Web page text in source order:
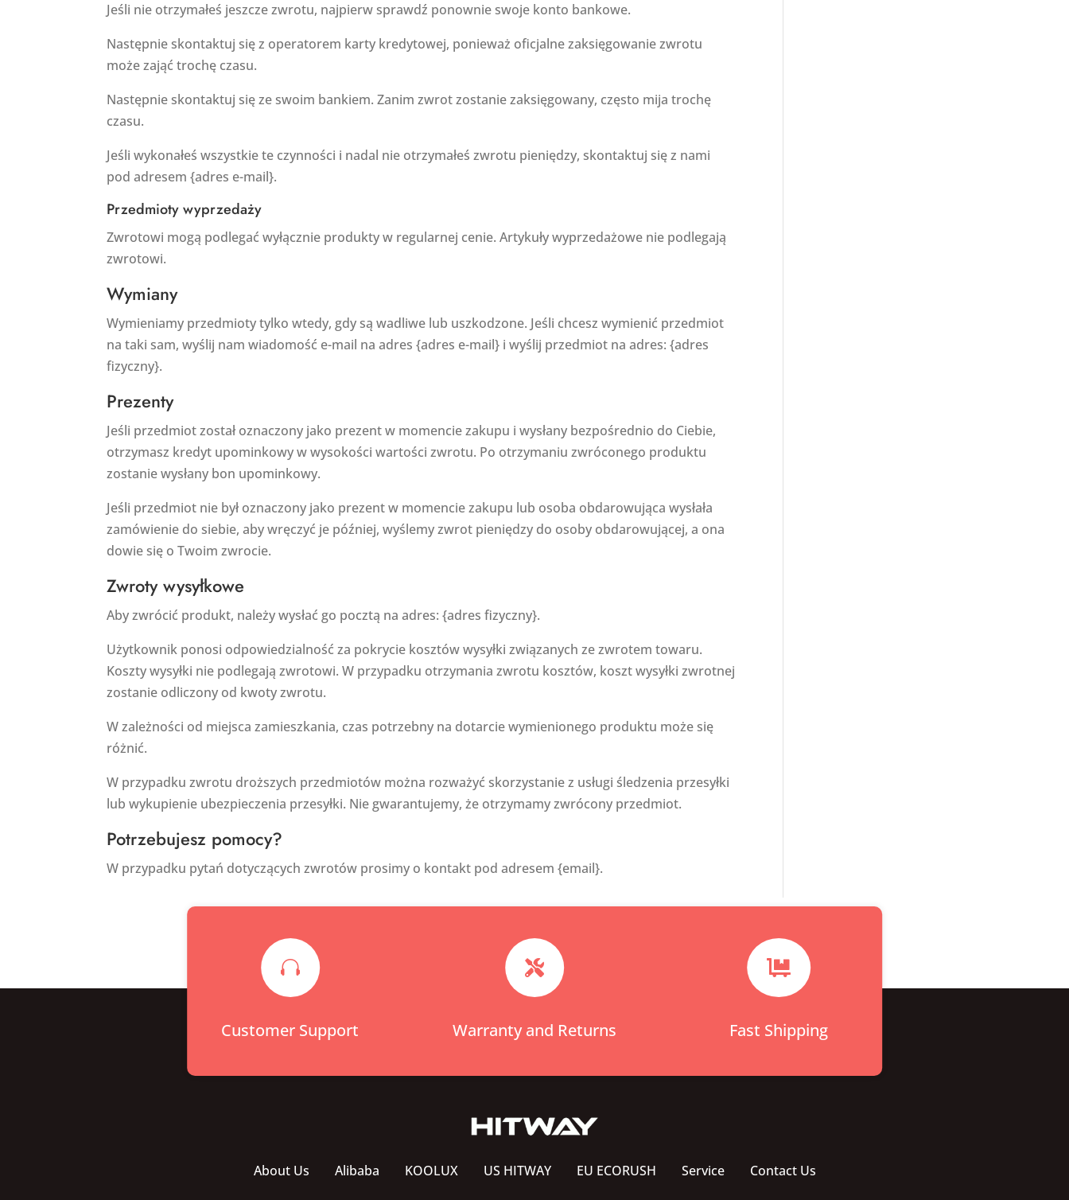
Jeśli nie otrzymałeś jeszcze zwrotu, najpierw sprawdź ponownie swoje konto bankowe.
Następnie skontaktuj się z operatorem karty kredytowej, ponieważ oficjalne zaksięgowanie zwrotu
może zająć trochę czasu.
Następnie skontaktuj się ze swoim bankiem. Zanim zwrot zostanie zaksięgowany, często mija trochę
czasu.
Jeśli wykonałeś wszystkie te czynności i nadal nie otrzymałeś zwrotu pieniędzy, skontaktuj się z nami
pod adresem {adres e-mail}.
Przedmioty wyprzedaży
Zwrotowi mogą podlegać wyłącznie produkty w regularnej cenie. Artykuły wyprzedażowe nie podlegają
zwrotowi.
Wymiany
Wymieniamy przedmioty tylko wtedy, gdy są wadliwe lub uszkodzone. Jeśli chcesz wymienić przedmiot
na taki sam, wyślij nam wiadomość e-mail na adres {adres e-mail} i wyślij przedmiot na adres: {adres
fizyczny}.
Prezenty
Jeśli przedmiot został oznaczony jako prezent w momencie zakupu i wysłany bezpośrednio do Ciebie,
otrzymasz kredyt upominkowy w wysokości wartości zwrotu. Po otrzymaniu zwróconego produktu
zostanie wysłany bon upominkowy.
Jeśli przedmiot nie był oznaczony jako prezent w momencie zakupu lub osoba obdarowująca wysłała
zamówienie do siebie, aby wręczyć je później, wyślemy zwrot pieniędzy do osoby obdarowującej, a ona
dowie się o Twoim zwrocie.
Zwroty wysyłkowe
Aby zwrócić produkt, należy wysłać go pocztą na adres: {adres fizyczny}.
Użytkownik ponosi odpowiedzialność za pokrycie kosztów wysyłki związanych ze zwrotem towaru.
Koszty wysyłki nie podlegają zwrotowi. W przypadku otrzymania zwrotu kosztów, koszt wysyłki zwrotnej
zostanie odliczony od kwoty zwrotu.
W zależności od miejsca zamieszkania, czas potrzebny na dotarcie wymienionego produktu może się
różnić.
W przypadku zwrotu droższych przedmiotów można rozważyć skorzystanie z usługi śledzenia przesyłki
lub wykupienie ubezpieczenia przesyłki. Nie gwarantujemy, że otrzymamy zwrócony przedmiot.
Potrzebujesz pomocy?
W przypadku pytań dotyczących zwrotów prosimy o kontakt pod adresem {email}.

Customer Support

Warranty and Returns

Fast Shipping
About Us Alibaba KOOLUX US HITWAY EU ECORUSH Service Contact Us